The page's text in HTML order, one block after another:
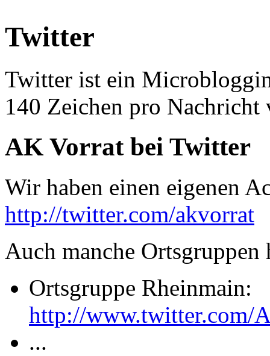
Twitter
Twitter ist ein
140 Zeichen pro Nachricht
AK Vorrat bei Twitter
Wir haben einen eigenen
http://twitter.com/akvorrat
Auch manche
Ortsgruppe Rheinmain:
http://www.twitter.com/
...